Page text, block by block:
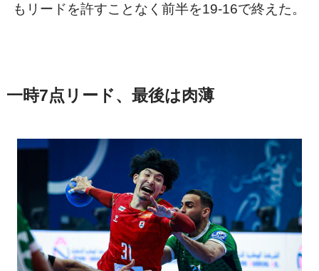
もリードを許すことなく前半を19-16で終えた。
一時7点リード、最後は肉薄